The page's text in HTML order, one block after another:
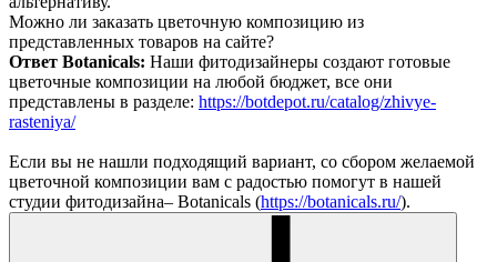
Можно ли заказать цветочную композицию из
представленных товаров на сайте?
Ответ Botanicals: Наши фитодизайнеры создают готовые
цветочные композиции на любой бюджет, все они
представлены в разделе: https://botdepot.ru/catalog/zhivye-
rasteniya/
Если вы не нашли подходящий вариант, со сбором желаемой
цветочной композиции вам с радостью помогут в нашей
студии фитодизайна– Botanicals (https://botanicals.ru/).